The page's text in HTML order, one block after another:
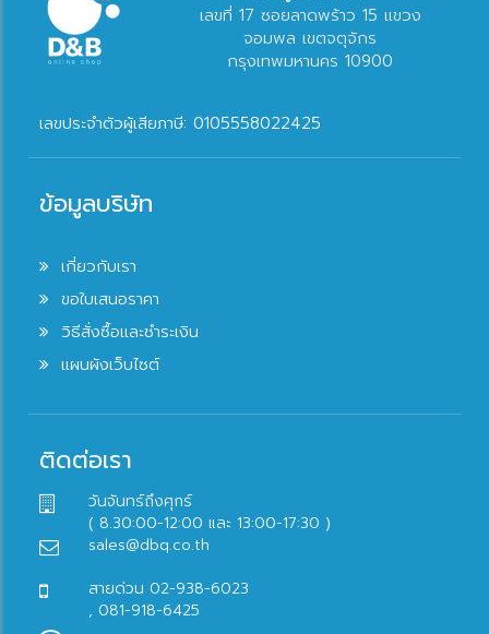
เลขที่ 17 ซอยลาดพร้าว 15 แขวง
จอมพล เขตจตุจักร
กรุงเทพมหานคร 10900
เลขประจำตัวผู้เสียภาษี: 0105558022425
ข้อมูลบริษัท
เกี่ยวกับเรา
ขอใบเสนอราคา
วิธีสั่งซื้อและชำระเงิน
แผนผังเว็บไซต์
ติดต่อเรา
วันจันทร์ถึงศุกร์
( 8.30:00-12:00 และ 13:00-17:30 )
sales@dbq.co.th
สายด่วน 02-938-6023
, 081-918-6425